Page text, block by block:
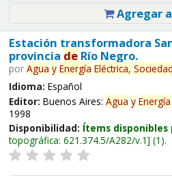
Agregar
Estación transformadora
provincia deRío Negro.
por Agua y Energía Eléctrica, Sociedad
Idioma: Español
Editor: Buenos Aires: Agua y Energía
1998
Disponibilidad: Ítems
topográfica: 621.374.5/A282/v.1 (1).